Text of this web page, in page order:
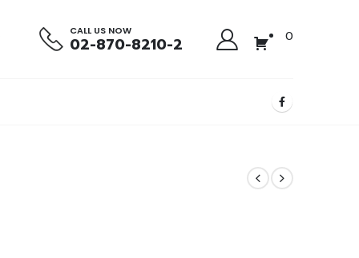
CALL US NOW
02-870-8210-2 0